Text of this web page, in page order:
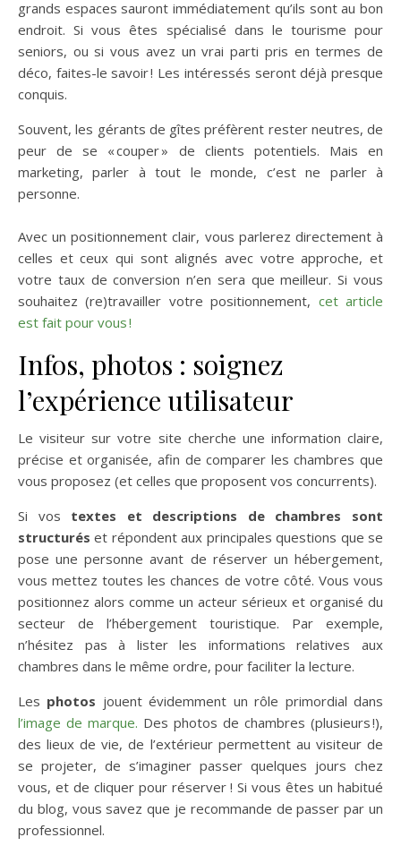
grands espaces sauront immédiatement qu’ils sont au bon
endroit. Si vous êtes spécialisé dans le tourisme pour
seniors, ou si vous avez un vrai parti pris en termes de
déco, faites-le savoir ! Les intéressés seront déjà presque
conquis.
Souvent, les gérants de gîtes préfèrent rester neutres, de
peur de se « couper » de clients potentiels. Mais en
marketing, parler à tout le monde, c’est ne parler à
personne.
Avec un positionnement clair, vous parlerez directement à
celles et ceux qui sont alignés avec votre approche, et
votre taux de conversion n’en sera que meilleur. Si vous
souhaitez (re)travailler votre positionnement, cet article
est fait pour vous !
Infos, photos : soignez
l’expérience utilisateur
Le visiteur sur votre site cherche une information claire,
précise et organisée, afin de comparer les chambres que
vous proposez (et celles que proposent vos concurrents).
Si vos textes et descriptions de chambres sont
structurés et répondent aux principales questions que se
pose une personne avant de réserver un hébergement,
vous mettez toutes les chances de votre côté. Vous vous
positionnez alors comme un acteur sérieux et organisé du
secteur de l’hébergement touristique. Par exemple,
n’hésitez pas à lister les informations relatives aux
chambres dans le même ordre, pour faciliter la lecture.
Les photos jouent évidemment un rôle primordial dans
l’image de marque. Des photos de chambres (plusieurs !),
des lieux de vie, de l’extérieur permettent au visiteur de
se projeter, de s’imaginer passer quelques jours chez
vous, et de cliquer pour réserver ! Si vous êtes un habitué
du blog, vous savez que je recommande de passer par un
professionnel.